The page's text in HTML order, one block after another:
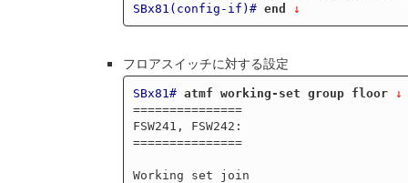
SBx81(config-if)# end ↓
フロアスイッチに対する設定
SBx81# atmf working-set group floor ↓
===============
FSW241, FSW242:
===============
Working set join